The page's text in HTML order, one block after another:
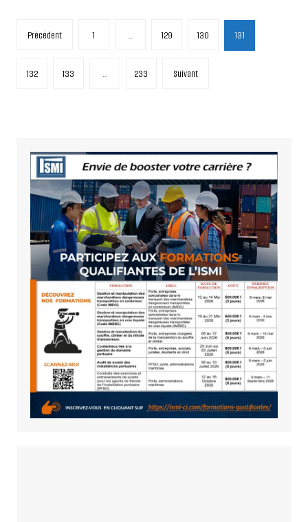
Pagination
publications
Précédent 1 … 129 130 131
132 133 … 233 Suivant